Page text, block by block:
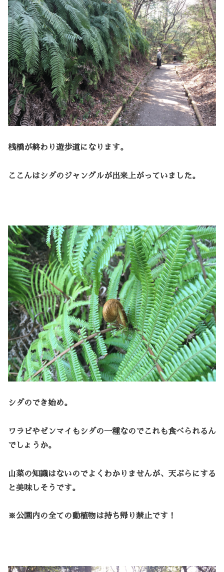
桟橋が終わり遊歩道になります。
ここんはシダのジャングルが出来上がっていました。
シダのでき始め。
ワラビやゼンマイもシダの一種なのでこれも食べられるん
でしょうか。
山菜の知識はないのでよくわかりませんが、天ぷらにする
と美味しそうです。
※公園内の全ての動植物は持ち帰り禁止です！